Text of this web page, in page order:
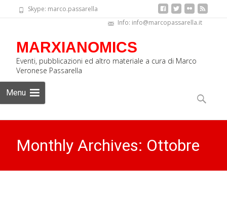
Skype: marco.passarella
Info: info@marcopassarella.it
MARXIANOMICS
Eventi, pubblicazioni ed altro materiale a cura di Marco
Veronese Passarella
Menu
to
content
Ricerca
Monthly Archives: Ottobre